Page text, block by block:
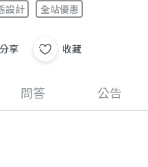
設計 全站優惠
分享 收藏
問答 公告